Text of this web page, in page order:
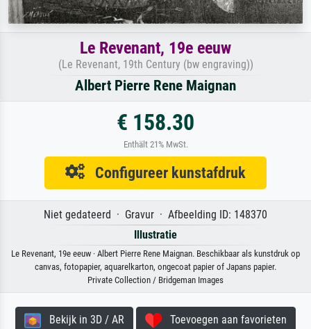
Le Revenant, 19e eeuw
(Le Revenant, 19th Century (bw engraving))
Albert Pierre Rene Maignan
€ 158.30
Enthält 21% MwSt.
Configureer kunstafdruk
Niet gedateerd · Gravur · Afbeelding ID: 148370
Illustratie
Le Revenant, 19e eeuw · Albert Pierre Rene Maignan. Beschikbaar als kunstdruk op
canvas, fotopapier, aquarelkarton, ongecoat papier of Japans papier.
Private Collection / Bridgeman Images
Bekijk in 3D / AR Toevoegen aan favorieten